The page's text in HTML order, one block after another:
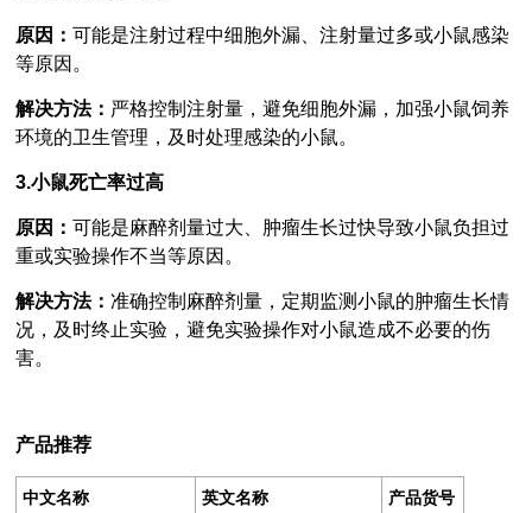
原因：可能是注射过程中细胞外漏、注射量过多或小鼠感染
等原因。
解决方法： 严格控制注射量，避免细胞外漏，加强小鼠饲养
环境的卫生管理，及时处理感染的小鼠。
3.小鼠死亡率过高
原因：可能是麻醉剂量过大、肿瘤生长过快导致小鼠负担过
重或实验操作不当等原因。
解决方法：准确控制麻醉剂量，定期监测小鼠的肿瘤生长情
况，及时终止实验，避免实验操作对小鼠造成不必要的伤
害。
产品推荐
中文名称 英文名称 产品货号